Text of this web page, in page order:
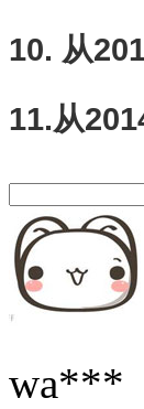
10. 从
11.从
wa***